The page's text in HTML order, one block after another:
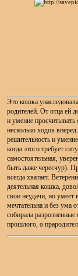
Это кошка
родителей. От отца ей
и умение просчитывать
несколько ходов
решительность и
когда этого требует
самостоятельная,
быть даже чересчур).
всегда хватает.
деятельная кошка,
свои неудачи, но умеет
мечтательна и без ума
собирала разрозненные
прошлого, о